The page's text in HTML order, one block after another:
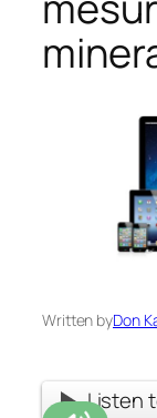
Written byDon
Listen